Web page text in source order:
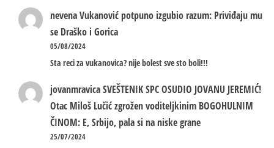
nevenaVukanović potpuno izgubio razum: Priviđaju mu
se Draško i Gorica
05/08/2024
Sta reci za vukanovica? nije bolest sve sto boli!!!
jovanmravicaSVEŠTENIK SPC OSUDIO JOVANU JEREMIĆ!
Otac Miloš Lučić zgrožen voditeljkinim BOGOHULNIM
ČINOM: E, Srbijo, pala si na niske grane
25/07/2024